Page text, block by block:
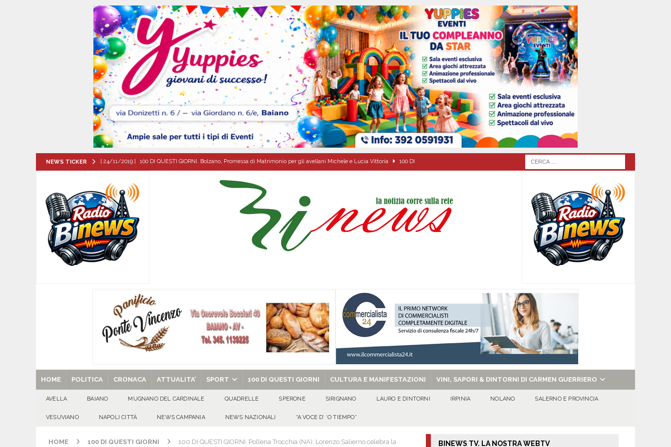
NEWS TICKER [ 24/11/2019 ] 100 DI QUESTI GIORNI. Bolzano, Promessa di Matrimonio per gli avellani Michele e Lucia Vittoria 100 DI
[ 06/08/2026 ] Valle dell’Irno: sfonda la porta di casa per aggredire il compagno della ex – decisivo l’allarme anti-stalker e
l’intervento dei Carabinieri
[ 06/08/2026 ] AVELLA. Fiocco rosa: è nata la piccola Eleonora D’Avanzo 100 DI QUESTI GIORNI
[ 06/08/2026 ] QUADRELLE. Caditoie, stop ai volontari: “Così aumentano i disagi”. L’intervento di Pasquale Capriglione
EVIDENZA
[ 06/08/2026 ] BAIANESE. Piano di Zona Sociale A6, Salvatore Alaia passa al contrattacco: «I cittadini facciano valere i propri
diritti» EVIDENZA
[ 29/08/2025 ] SANT’Oggi. Venerdì 29 agosto la chiesa celebra il Martirio di san Giovanni Battista e santa Sabina EVIDENZA
HOME POLITICA CRONACA ATTUALITA’ SPORT 100 DI QUESTI GIORNI CULTURA E MANIFESTAZIONI VINI, SAPORI & DINTORNI DI CARMEN GUERRIERO
AVELLA BAIANO MUGNANO DEL CARDINALE QUADRELLE SPERONE SIRIGNANO LAURO E DINTORNI IRPINIA NOLANO SALERNO E PROVINCIA
VESUVIANO NAPOLI CITTÀ NEWS CAMPANIA NEWS NAZIONALI “A VOCE D’ ‘O TIEMPO”
HOME 100 DI QUESTI GIORNI 100 DI QUESTI GIORNI. Pollena Trocchia (NA): Lorenzo Salierno celebra la BINEWS TV. LA NOSTRA WEBTV